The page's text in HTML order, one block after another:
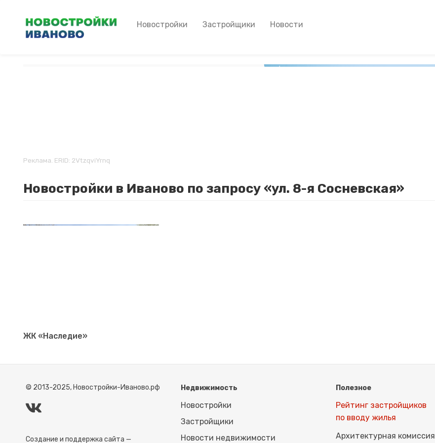
основному
содержанию
Main
navigation
Новостройки Застройщики Новости
Реклама. ERID: 2VtzqviYrnq
Новостройки в Иваново по запросу «ул. 8-я Сосневская»
ЖК «Наследие»
© 2013-2025, Новостройки-Иваново.рф
Создание и поддержка сайта —
Недвижимость
Новостройки
Застройщики
Новости недвижимости
Полезное
Рейтинг застройщиков
по вводу жилья
Архитектурная комиссия